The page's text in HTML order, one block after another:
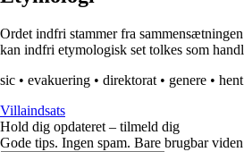
Ordet indfri stammer fra
kan indfri etymologisk set tolkes som
sic • evakuering • direktorat • genere • hent
Villaindsats
Hold dig opdateret – tilmeld dig
Gode tips. Ingen spam. Bare brugbar